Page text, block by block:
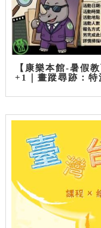
【康樂本館-暑假
+1｜畫蹤尋跡：特